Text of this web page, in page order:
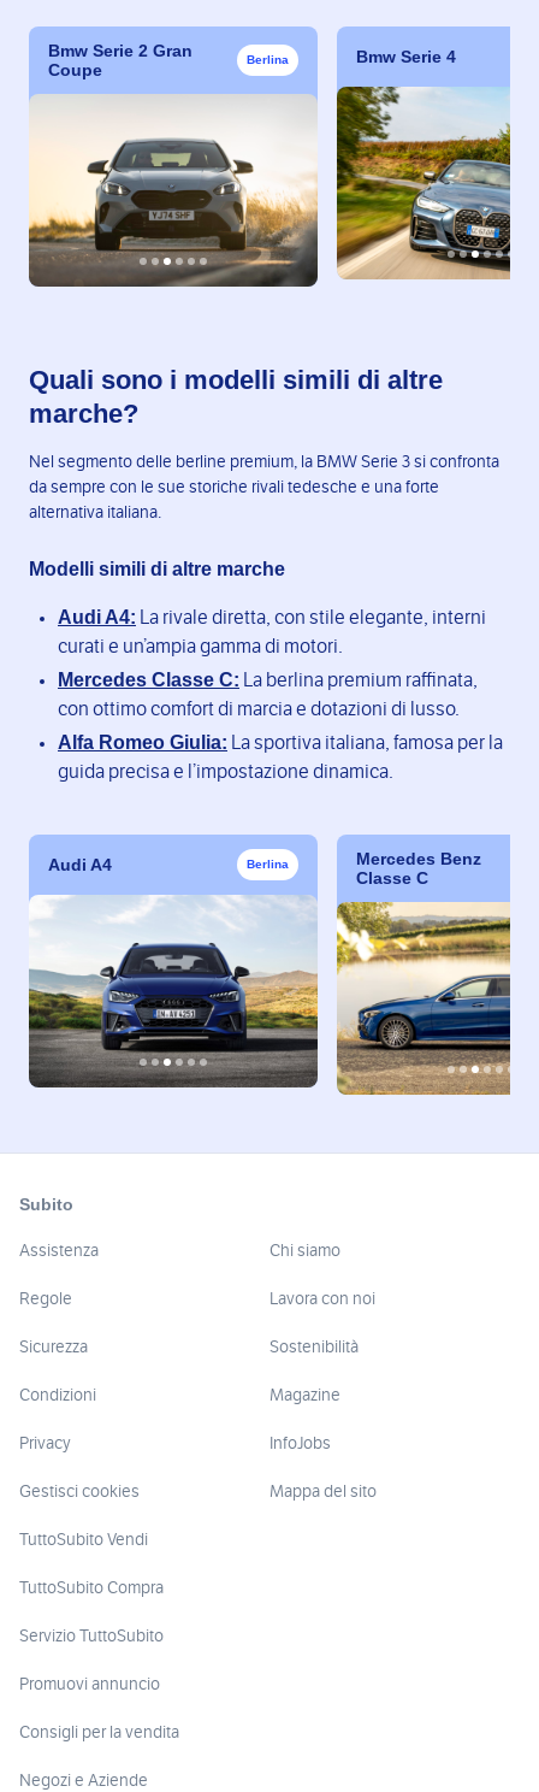
Bmw Serie 2 Gran
Coupe
Berlina Bmw Serie 4
Quali sono i modelli simili di altre
marche?
Nel segmento delle berline premium, la BMW Serie 3 si confronta
da sempre con le sue storiche rivali tedesche e una forte
alternativa italiana.
Modelli simili di altre marche
Audi A4: La rivale diretta, con stile elegante, interni
curati e un’ampia gamma di motori.
Mercedes Classe C: La berlina premium raffinata,
con ottimo comfort di marcia e dotazioni di lusso.
Alfa Romeo Giulia: La sportiva italiana, famosa per la
guida precisa e l’impostazione dinamica.
Audi A4 Berlina
Mercedes Benz
Classe C
Subito
Assistenza
Regole
Sicurezza
Condizioni
Privacy
Gestisci cookies
TuttoSubito Vendi
TuttoSubito Compra
Servizio TuttoSubito
Promuovi annuncio
Consigli per la vendita
Negozi e Aziende
Chi siamo
Lavora con noi
Sostenibilità
Magazine
InfoJobs
Mappa del sito